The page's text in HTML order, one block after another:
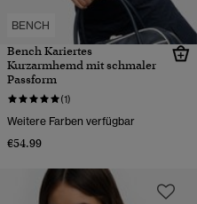
BENCH
Bench Kariertes
Kurzarmhemd mit schmaler
Passform
(1)
Weitere Farben verfügbar
€54.99